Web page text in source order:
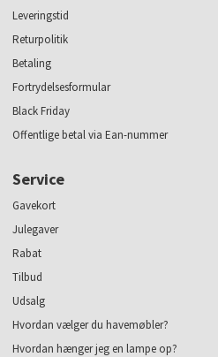
Leveringstid
Returpolitik
Betaling
Fortrydelsesformular
Black Friday
Offentlige betal via Ean-nummer
Service
Gavekort
Julegaver
Rabat
Tilbud
Udsalg
Hvordan vælger du havemøbler?
Hvordan hænger jeg en lampe op?